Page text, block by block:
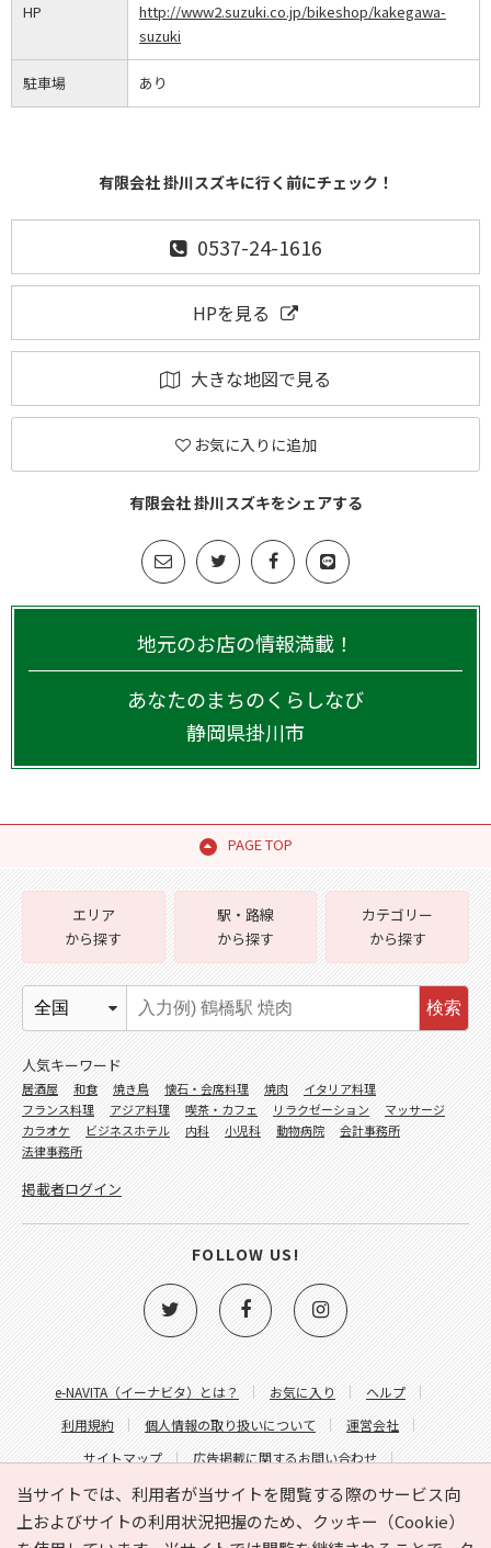
HP
http://www2.suzuki.co.jp/bikeshop/kakegawa-
suzuki
駐車場 あり
有限会社 掛川スズキに行く前にチェック！
0537-24-1616
HPを見る
大きな地図で見る
お気に入りに追加
有限会社 掛川スズキをシェアする
地元のお店の情報満載！
あなたのまちのくらしなび
静岡県掛川市
PAGE TOP
当サイトでは、利用者が当サイトを閲覧する際のサービス向
上およびサイトの利用状況把握のため、クッキー（Cookie）
e-NAVITA（イーナビタ）とは？ お気に入り
ヘルプ
利用規約
個人情報の取り扱いについて
運営会社
サイトマップ
広告掲載に関するお問い合わせ
サイトの内容に関するお問い合わせ
エリア
から探す
駅・路線
から探す
カテゴリー
から探す
検索
人気キーワード
居酒屋 和食 焼き鳥 懐石・会席料理 焼肉
イタリア料理
フランス料理
アジア料理 喫茶・カフェ リラクゼーション
マッサージ
カラオケ
ビジネスホテル 内科 小児科 動物病院
会計事務所
法律事務所
掲載者ログイン
FOLLOW US!